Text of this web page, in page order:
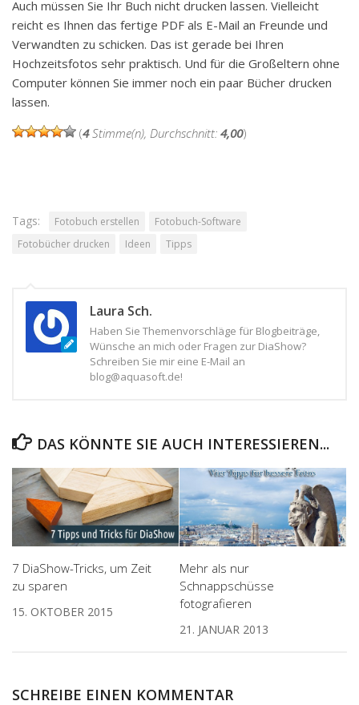
Auch müssen Sie Ihr Buch nicht drucken lassen. Vielleicht
reicht es Ihnen das fertige PDF als E-Mail an Freunde und
Verwandten zu schicken. Das ist gerade bei Ihren
Hochzeitsfotos sehr praktisch. Und für die Großeltern ohne
Computer können Sie immer noch ein paar Bücher drucken
lassen.
(4Stimme(n), Durchschnitt: 4,00)
Tags: Fotobuch erstellen
Fotobuch-Software
Fotobücher drucken
Ideen Tipps
Laura Sch.
Haben Sie Themenvorschläge für Blogbeiträge,
Wünsche an mich oder Fragen zur DiaShow?
Schreiben Sie mir eine E-Mail an
blog@aquasoft.de!
DAS KÖNNTE SIE AUCH INTERESSIEREN...
7 DiaShow-Tricks, um Zeit
zu sparen
15. OKTOBER 2015
Mehr als nur
Schnappschüsse
fotografieren
21. JANUAR 2013
SCHREIBE EINEN KOMMENTAR